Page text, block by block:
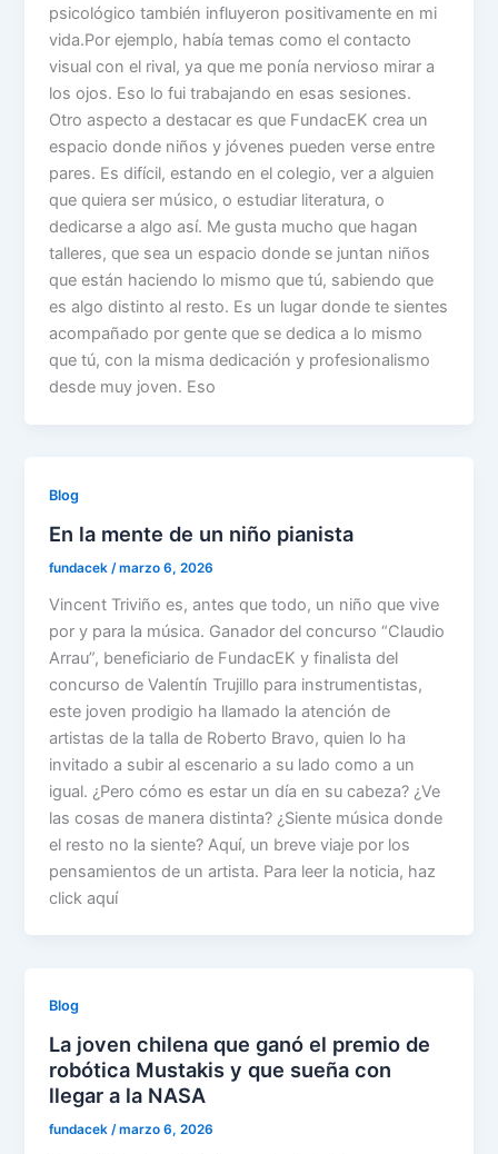
psicológico también influyeron positivamente en mi
vida.Por ejemplo, había temas como el contacto
visual con el rival, ya que me ponía nervioso mirar a
los ojos. Eso lo fui trabajando en esas sesiones.
Otro aspecto a destacar es que FundacEK crea un
espacio donde niños y jóvenes pueden verse entre
pares. Es difícil, estando en el colegio, ver a alguien
que quiera ser músico, o estudiar literatura, o
dedicarse a algo así. Me gusta mucho que hagan
talleres, que sea un espacio donde se juntan niños
que están haciendo lo mismo que tú, sabiendo que
es algo distinto al resto. Es un lugar donde te sientes
acompañado por gente que se dedica a lo mismo
que tú, con la misma dedicación y profesionalismo
desde muy joven. Eso
Blog
En la mente de un niño pianista
fundacek /marzo 6, 2026
Vincent Triviño es, antes que todo, un niño que vive
por y para la música. Ganador del concurso “Claudio
Arrau”, beneficiario de FundacEK y finalista del
concurso de Valentín Trujillo para instrumentistas,
este joven prodigio ha llamado la atención de
artistas de la talla de Roberto Bravo, quien lo ha
invitado a subir al escenario a su lado como a un
igual. ¿Pero cómo es estar un día en su cabeza? ¿Ve
las cosas de manera distinta? ¿Siente música donde
el resto no la siente? Aquí, un breve viaje por los
pensamientos de un artista. Para leer la noticia, haz
click aquí
Blog
La joven chilena que ganó el premio de
robótica Mustakis y que sueña con
llegar a la NASA
fundacek/marzo 6, 2026